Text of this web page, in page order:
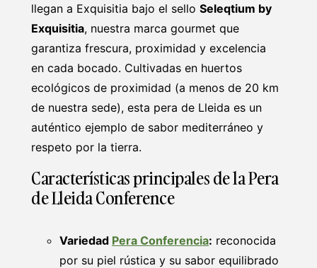
llegan a Exquisitia bajo el sello Seleqtium by
Exquisitia, nuestra marca gourmet que
garantiza frescura, proximidad y excelencia
en cada bocado. Cultivadas en huertos
ecológicos de proximidad (a menos de 20 km
de nuestra sede), esta pera de Lleida es un
auténtico ejemplo de sabor mediterráneo y
respeto por la tierra.
Características principales de la Pera
de Lleida Conference
Variedad Pera Conferencia: reconocida
por su piel rústica y su sabor equilibrado